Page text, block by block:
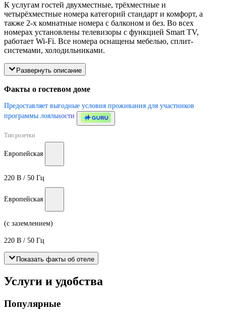
К услугам гостей двухместные, трёхместные и
четырёхместные номера категорий стандарт и комфорт, а
также 2-х комнатные номера с балконом и без. Во всех
номерах установлены телевизоры с функцией Smart TV,
работает Wi-Fi. Все номера оснащены мебелью, сплит-
системами, холодильниками.
Развернуть описание
Факты о гостевом доме
Предоставляет выгодные условия проживания для участников
программы лояльности
Тип розетки
Европейская
220 В / 50 Гц
Европейская
(с заземлением)
220 В / 50 Гц
Показать факты об отеле
Услуги и удобства
Популярные